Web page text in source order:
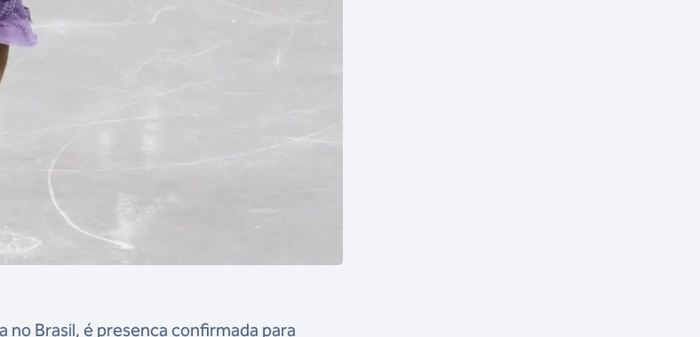
Brasil, é presença confirmada para